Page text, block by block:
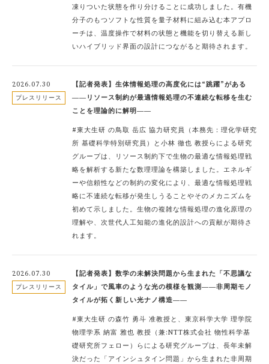
凍りついた状態を作り分けることに成功しました。有機
分子のもつソフトな性質を量子材料に組み込む本アプロ
ーチは、温度操作で材料の状態と機能を切り替える新し
いハイブリッド界面の設計につながると期待されます。
2026.07.30
プレスリリース
【記者発表】生体情報処理の高度化には“跳躍”がある
――リソース制約が最適情報処理の不連続な転移を生む
ことを理論的に解明――
#東大生研 の鳥取 岳広 協力研究員（本務先：理化学研究
所 基礎科学特別研究員）と小林 徹也 教授らによる研究
グループは、リソース制約下で生物の最適な情報処理戦
略を解析する新たな数理理論を構築しました。エネルギ
ーや信頼性などの制約の変化により、最適な情報処理戦
略に不連続な転移が発生しうることやそのメカニズムを
初めて示しました。生物の複雑な情報処理の進化原理の
理解や、次世代人工知能の進化的設計への貢献が期待さ
れます。
2026.07.30
プレスリリース
【記者発表】数学の未解決問題から生まれた「不思議な
タイル」で風車のような光の模様を観測――非周期モノ
タイルが拓く新しい光ナノ構造――
#東大生研 の森竹 勇斗 准教授と、東京科学大学 理学院
物理学系 納富 雅也 教授（兼:NTT株式会社 物性科学基
礎研究所フェロー）らによる研究グループは、長年未解
決だった「アインシュタイン問題」から生まれた非周期